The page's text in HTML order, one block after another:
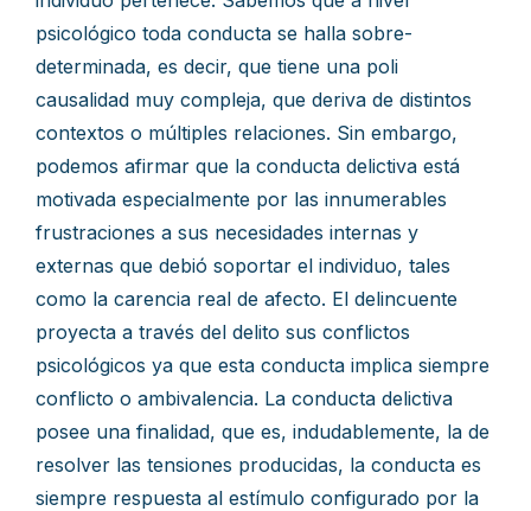
psicológico toda conducta se halla sobre-
determinada, es decir, que tiene una poli
causalidad muy compleja, que deriva de distintos
contextos o múltiples relaciones. Sin embargo,
podemos afirmar que la conducta delictiva está
motivada especialmente por las innumerables
frustraciones a sus necesidades internas y
externas que debió soportar el individuo, tales
como la carencia real de afecto. El delincuente
proyecta a través del delito sus conflictos
psicológicos ya que esta conducta implica siempre
conflicto o ambivalencia. La conducta delictiva
posee una finalidad, que es, indudablemente, la de
resolver las tensiones producidas, la conducta es
siempre respuesta al estímulo configurado por la